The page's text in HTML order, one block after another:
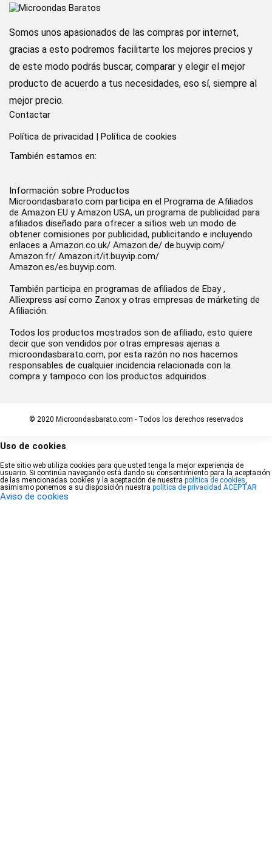
Somos unos apasionados de las compras por internet,
gracias a esto podremos facilitarte los mejores precios y
de este modo podrás buscar, comparar y elegir el mejor
producto de acuerdo a tus necesidades, eso sí, siempre al
mejor precio.
Contactar
Política de privacidad | Política de cookies
También estamos en:
Información sobre Productos
Microondasbarato.com participa en el Programa de Afiliados
de Amazon EU y Amazon USA, un programa de publicidad para
afiliados diseñado para ofrecer a sitios web un modo de
obtener comisiones por publicidad, publicitando e incluyendo
enlaces a Amazon.co.uk/ Amazon.de/ de.buyvip.com/
Amazon.fr/ Amazon.it/it.buyvip.com/
Amazon.es/es.buyvip.com.
También participa en programas de afiliados de Ebay ,
Alliexpress así como Zanox y otras empresas de márketing de
Afiliación.
Todos los productos mostrados son de afiliado, esto quiere
decir que son vendidos por otras empresas ajenas a
microondasbarato.com, por esta razón no nos hacemos
responsables de cualquier incidencia relacionada con la
compra y tampoco con los productos adquiridos
© 2020 Microondasbarato.com - Todos los derechos reservados
Uso de cookies
Este sitio web utiliza cookies para que usted tenga la mejor experiencia de
usuario. Si continúa navegando está dando su consentimiento para la aceptación
de las mencionadas cookies y la aceptación de nuestra política de cookies,
asimismo ponemos a su disposición nuestra política de privacidad ACEPTAR
Aviso de cookies